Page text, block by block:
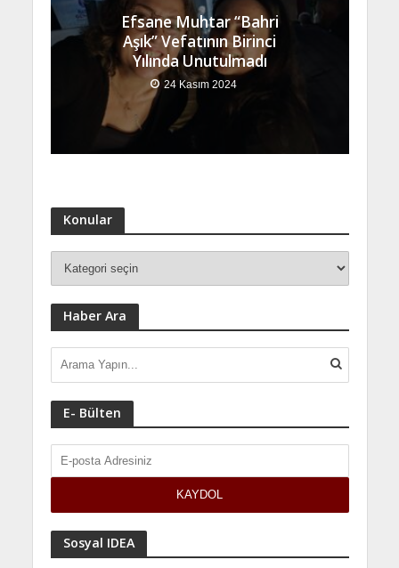
Efsane Muhtar “Bahri
Aşık” Vefatının Birinci
Yılında Unutulmadı
24 Kasım 2024
Konular
Haber Ara
E- Bülten
Sosyal IDEA